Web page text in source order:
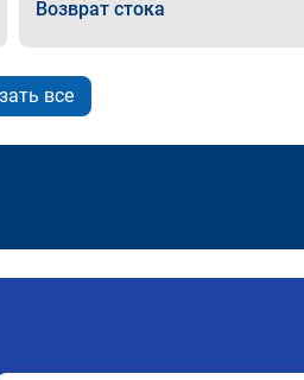
Возврат стока
все